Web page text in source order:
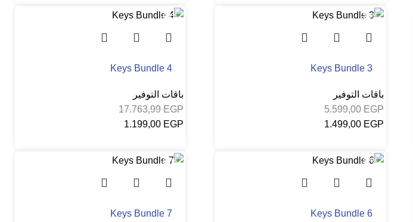
-73%
Keys Bundle 3
باقات التوفير
5.599,00EGP
1.499,00 EGP
-93%
Keys Bundle 4
باقات التوفير
17.763,99EGP
1.199,00 EGP
-37%
Keys Bundle 6
-86%
Keys Bundle 7